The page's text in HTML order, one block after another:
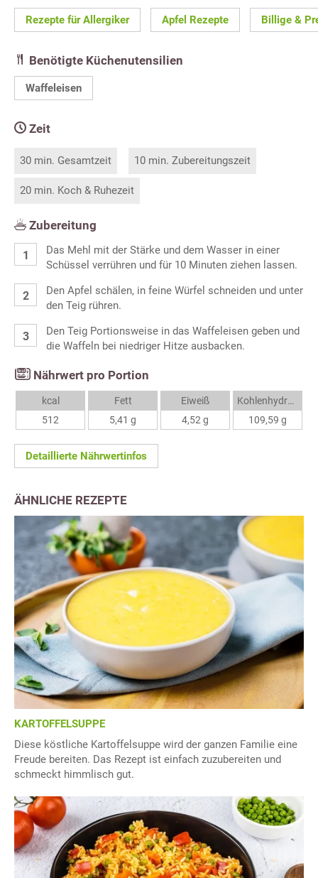
Rezepte für Allergiker Apfel Rezepte Billige &
Benötigte Küchenutensilien
Waffeleisen
Zeit
30 min. Gesamtzeit 10 min. Zubereitungszeit
20 min. Koch & Ruhezeit
Zubereitung
Das Mehl mit der Stärke und dem Wasser in einer
Schüssel verrühren und für 10 Minuten ziehen lassen.
Den Apfel schälen, in feine Würfel schneiden und unter
den Teig rühren.
Den Teig Portionsweise in das Waffeleisen geben und
die Waffeln bei niedriger Hitze ausbacken.
Nährwert pro Portion
kcal
512
Fett
5,41 g
Eiweiß
4,52 g
Kohlenhydrate
109,59 g
Detaillierte Nährwertinfos
ÄHNLICHE REZEPTE
KARTOFFELSUPPE
Diese köstliche Kartoffelsuppe wird der ganzen Familie eine
Freude bereiten. Das Rezept ist einfach zuzubereiten und
schmeckt himmlisch gut.